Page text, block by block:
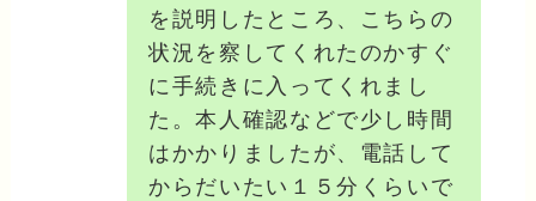
を説明したところ、こちらの
状況を察してくれたのかすぐ
に手続きに入ってくれまし
た。本人確認などで少し時間
はかかりましたが、電話して
からだいたい１５分くらいで